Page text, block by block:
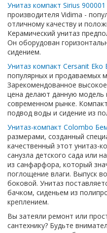
Унитаз компакт Sirius 900001
производителя Vidima -
отличному качеству и
Керамический унитаз
Он оборудован
сидением.
Унитаз компакт Cersanit Eko
популярных и продаваемых
Зарекомендованное
цена делают данную
современном рынке.
подвод воды и сидение из
Унитаз-компакт Colombo
размерами, созданный
качественный этот унитаз-
санузла детского сада или
из санфарфора, который
поглощение влаги. Выпуск
боковой. Унитаз
бачком, сиденьем из
креплением.
Вы затеяли ремонт или
сантехнику? Будьте